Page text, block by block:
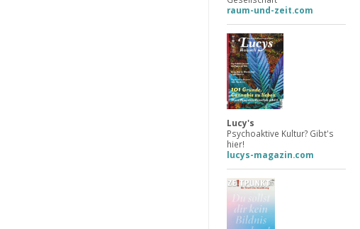
raum-und-zeit.com
Lucy's
Psychoaktive Kultur? Gibt's
hier!
lucys-magazin.com